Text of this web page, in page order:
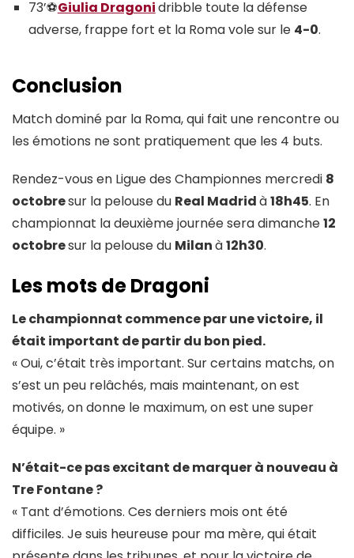
73’⚽Giulia Dragonidribble toute la défense
adverse, frappe fort et la Roma vole sur le 4-0.
Conclusion
Match dominé par la Roma, qui fait une rencontre ou
les émotions ne sont pratiquement que les 4 buts.
Rendez-vous en Ligue des Championnes mercredi 8
octobresur la pelouse du Real Madridà18h45. En
championnat la deuxième journée sera dimanche12
octobresur la pelouse du Milanà12h30.
Les mots de Dragoni
Le championnat commence par une victoire, il
était important de partir du bon pied.
« Oui, c’était très important. Sur certains matchs, on
s’est un peu relâchés, mais maintenant, on est
motivés, on donne le maximum, on est une super
équipe. »
N’était-ce pas excitant de marquer à nouveau à
Tre Fontane ?
« Tant d’émotions. Ces derniers mois ont été
difficiles. Je suis heureuse pour ma mère, qui était